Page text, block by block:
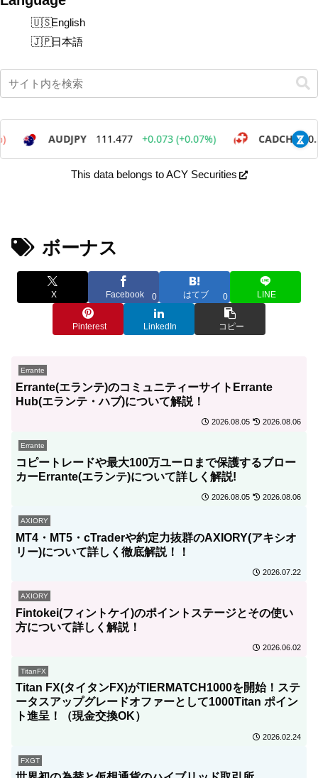
English
日本語
This data belongs to ACY Securities
ボーナス
X Facebook 0 はてブ 0 LINE
Pinterest LinkedIn コピー
Errante
Errante(エランテ)のコミュニティーサイトErrante
Hub(エランテ・ハブ)について解説！
2026.08.05 2026.08.06
Errante
コピートレードや最大100万ユーロまで保護するブロー
カーErrante(エランテ)について詳しく解説!
2026.08.05 2026.08.06
AXIORY
MT4・MT5・cTraderや約定力抜群のAXIORY(アキシオ
リー)について詳しく徹底解説！！
2026.07.22
AXIORY
Fintokei(フィントケイ)のポイントステージとその使い
方について詳しく解説！
2026.06.02
TitanFX
Titan FX(タイタンFX)がTIERMATCH1000を開始！ステ
ータスアップグレードオファーとして1000Titan ポイン
ト進呈！（現金交換OK）
2026.02.24
FXGT